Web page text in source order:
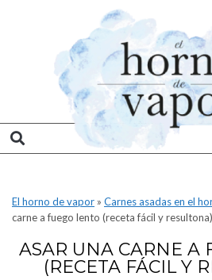
El horno de vapor » Carnes asadas en el
carne a fuego lento (receta fácil y resultona)
ASAR UNA CARNE A
(RECETA FÁCIL Y